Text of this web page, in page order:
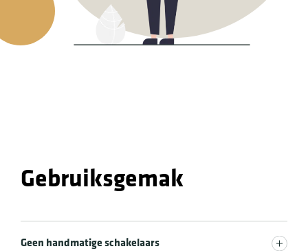
Gebruiksgemak
Geen handmatige schakelaars